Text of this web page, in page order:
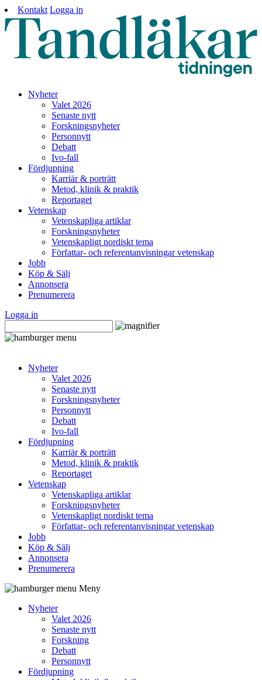
Kontakt Logga in
Nyheter
Valet 2026
Senaste nytt
Forskningsnyheter
Personnytt
Debatt
Ivo-fall
Fördjupning
Karriär & porträtt
Metod, klinik & praktik
Reportaget
Vetenskap
Vetenskapliga artiklar
Forskningsnyheter
Vetenskapligt nordiskt tema
Författar- och referentanvisningar vetenskap
Jobb
Köp & Sälj
Annonsera
Prenumerera
Logga in
Nyheter
Valet 2026
Senaste nytt
Forskningsnyheter
Personnytt
Debatt
Ivo-fall
Fördjupning
Karriär & porträtt
Metod, klinik & praktik
Reportaget
Vetenskap
Vetenskapliga artiklar
Forskningsnyheter
Vetenskapligt nordiskt tema
Författar- och referentanvisningar vetenskap
Jobb
Köp & Sälj
Annonsera
Prenumerera
Meny
Nyheter
Valet 2026
Senaste nytt
Forskning
Debatt
Personnytt
Fördjupning